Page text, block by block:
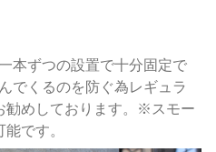
本ずつの設置で十分固定で
でくるのを防ぐ為レギュラ
勧めしております。※スモー
です。